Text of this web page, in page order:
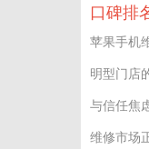
口碑排
苹果手机
明型门店
与信任焦
维修市场